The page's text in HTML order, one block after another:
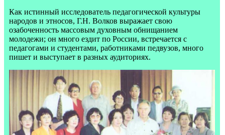
Как истинный исследователь педагогической культуры
народов и этносов, Г.Н. Волков выражает свою
озабоченность массовым духовным обнищанием
молодежи; он много ездит по России, встречается с
педагогами и студентами, работниками педвузов, много
пишет и выступает в разных аудиториях.